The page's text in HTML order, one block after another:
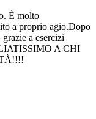
È molto
a proprio agio.Dopo
a esercizi
A CHI